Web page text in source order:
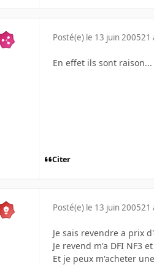
Posté(e) le 13 juin 200521
En effet ils sont raison...
Citer
Posté(e) le 13 juin 200521
Je sais revendre a prix
Je revend m'a DFI NF3
Et je peux m'acheter